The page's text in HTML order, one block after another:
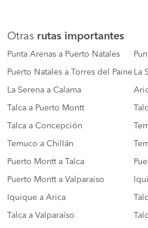
Otras rutas importantes
Punta Arenas a Puerto Natales
Puerto Natales a Torres del Paine La
La Serena a Calama
Talca a Puerto Montt
Talca a Concepción
Temuco a Chillán
Puerto Montt a Talca
Puerto Montt a Valparaiso
Iquique a Arica
Talca a Valparaíso